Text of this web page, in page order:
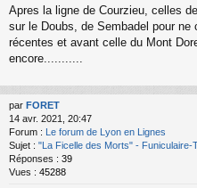
Apres la ligne de Courzieu, celles
sur le Doubs, de Sembadel pour
récentes et avant celle du Mont
encore...........
par FORET
14 avr. 2021, 20:47
Forum : Le forum de Lyon en Lignes
Sujet : "La Ficelle des Morts" - Funiculaire-
Réponses : 39
Vues : 45288